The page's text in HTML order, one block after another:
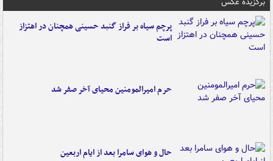
پرچم سیاه بر فراز گنبد حسینی همچنان در اهتزاز
است
حرم امیرالمومنین محیای آخر صفر شد
حال و هوای سامرا بعد از ایام اربعین